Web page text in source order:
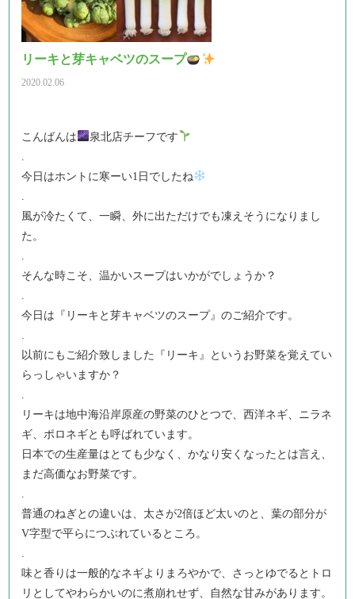
リーキと芽キャベツのスープ
2020.02.06
こんばんは
泉北店チーフです
.
今日はホントに寒ーい1日でしたね
.
風が冷たくて、一瞬、外に出ただけでも凍えそうになりまし
た。
.
そんな時こそ、温かいスープはいかがでしょうか？
.
今日は『リーキと芽キャベツのスープ』のご紹介です。
.
以前にもご紹介致しました『リーキ』というお野菜を覚えてい
らっしゃいますか？
.
リーキは地中海沿岸原産の野菜のひとつで、西洋ネギ、ニラネ
ギ、ポロネギとも呼ばれています。
日本での生産量はとても少なく、かなり安くなったとは言え、
まだ高価なお野菜です。
.
普通のねぎとの違いは、太さが2倍ほど太いのと、葉の部分が
V字型で平らにつぶれているところ。
.
味と香りは一般的なネギよりまろやかで、さっとゆでるとトロ
リとしてやわらかいのに煮崩れせず、自然な甘みがあります。